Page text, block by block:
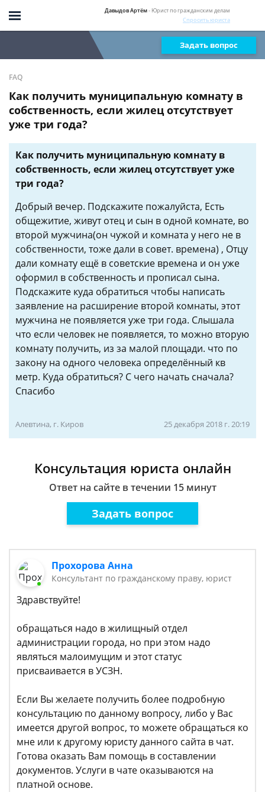
Давыдов Артём- Юрист по гражданским делам
Спросить юриста
Задать вопрос
FAQ
Как получить муниципальную комнату в
собственность, если жилец отсутствует
уже три года?
Как получить муниципальную комнату в
собственность, если жилец отсутствует уже
три года?
Добрый вечер. Подскажите пожалуйста, Есть
общежитие, живут отец и сын в одной комнате, во
второй мужчина(он чужой и комната у него не в
собственности, тоже дали в совет. времена) , Отцу
дали комнату ещё в советские времена и он уже
оформил в собственность и прописал сына.
Подскажите куда обратиться чтобы написать
заявление на расширение второй комнаты, этот
мужчина не появляется уже три года. Слышала
что если человек не появляется, то можно вторую
комнату получить, из за малой площади. что по
закону на одного человека определённый кв
метр. Куда обратиться? С чего начать сначала?
Спасибо
Алевтина, г. Киров 25 декабря 2018 г. 20:19
Консультация юриста онлайн
Ответ на сайте в течении 15 минут
Задать вопрос
Прохорова Анна
Консультант по гражданскому праву, юрист
Здравствуйте!
обращаться надо в жилищный отдел
администрации города, но при этом надо
являться малоимущим и этот статус
присваивается в УСЗН.
Если Вы желаете получить более подробную
консультацию по данному вопросу, либо у Вас
имеется другой вопрос, то можете обращаться ко
мне или к другому юристу данного сайта в чат.
Готова оказать Вам помощь в составлении
документов. Услуги в чате оказываются на
платной основе.